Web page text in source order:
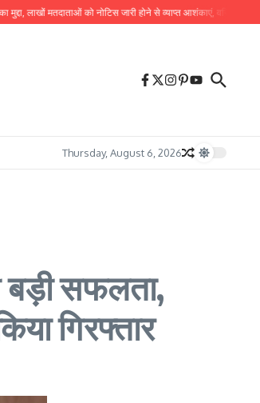
मतदाताओं को नोटिस जारी होने से व्याप्त आशंकाएं, वरिष्ठ नागरिकों के
Thursday, August 6, 2026
बड़ी सफलता,
गिरफ्तार